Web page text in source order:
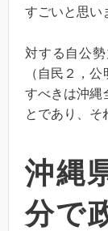
すごいと思い
対する自公
（自民２，
すべきは沖縄
とであり、そ
沖縄
分で